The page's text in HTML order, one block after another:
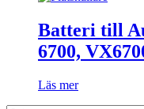
Batteri till
6700,
Läs mer